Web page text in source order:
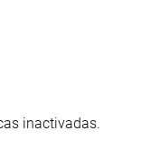
inactivadas.